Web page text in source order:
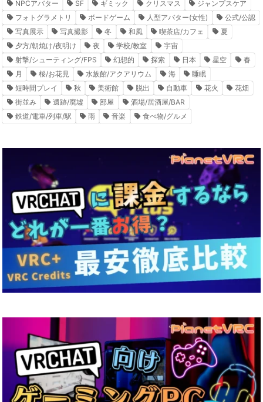
NPCアバター SF ギミック クリスマス
ジャンプスケア
フォトグラメトリ
ボードゲーム 人型アバター(女性)
公式/公認
写真展示
写真撮影 冬 和風 喫茶店/カフェ
夏
夕方/朝焼け/夜明け
夜 学校/教室
宇宙
射撃/シューティング/FPS
幻想的 探索 日本 星空
春
月
桜/お花見 水族館/アクアリウム 海
睡眠
短時間プレイ
秋 美術館 脱出 自動車 花火
花畑
街並み
遺跡/廃墟 部屋
酒場/居酒屋/BAR
鉄道/電車/列車/駅
雨 音楽 食べ物/グルメ